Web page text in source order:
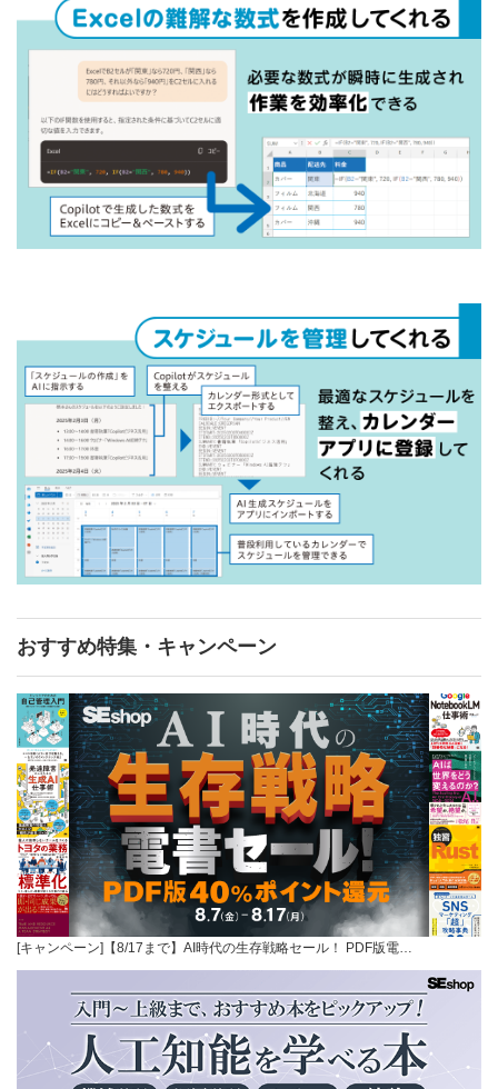
おすすめ特集・キャンペーン
[キャンペーン]【8/17まで】AI時代の生存戦略セール！ PDF版電…